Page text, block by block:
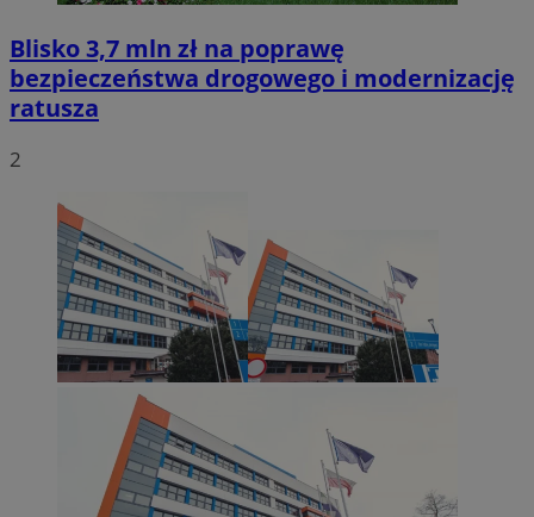
Blisko 3,7 mln zł na poprawę
bezpieczeństwa drogowego i modernizację
ratusza
2